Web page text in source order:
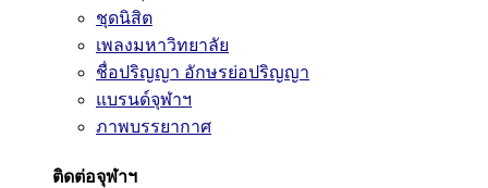
ชุดนิสิต
เพลงมหาวิทยาลัย
ชื่อปริญญา อักษรย่อปริญญา
แบรนด์จุฬาฯ
ภาพบรรยากาศ
ติดต่อจุฬาฯ